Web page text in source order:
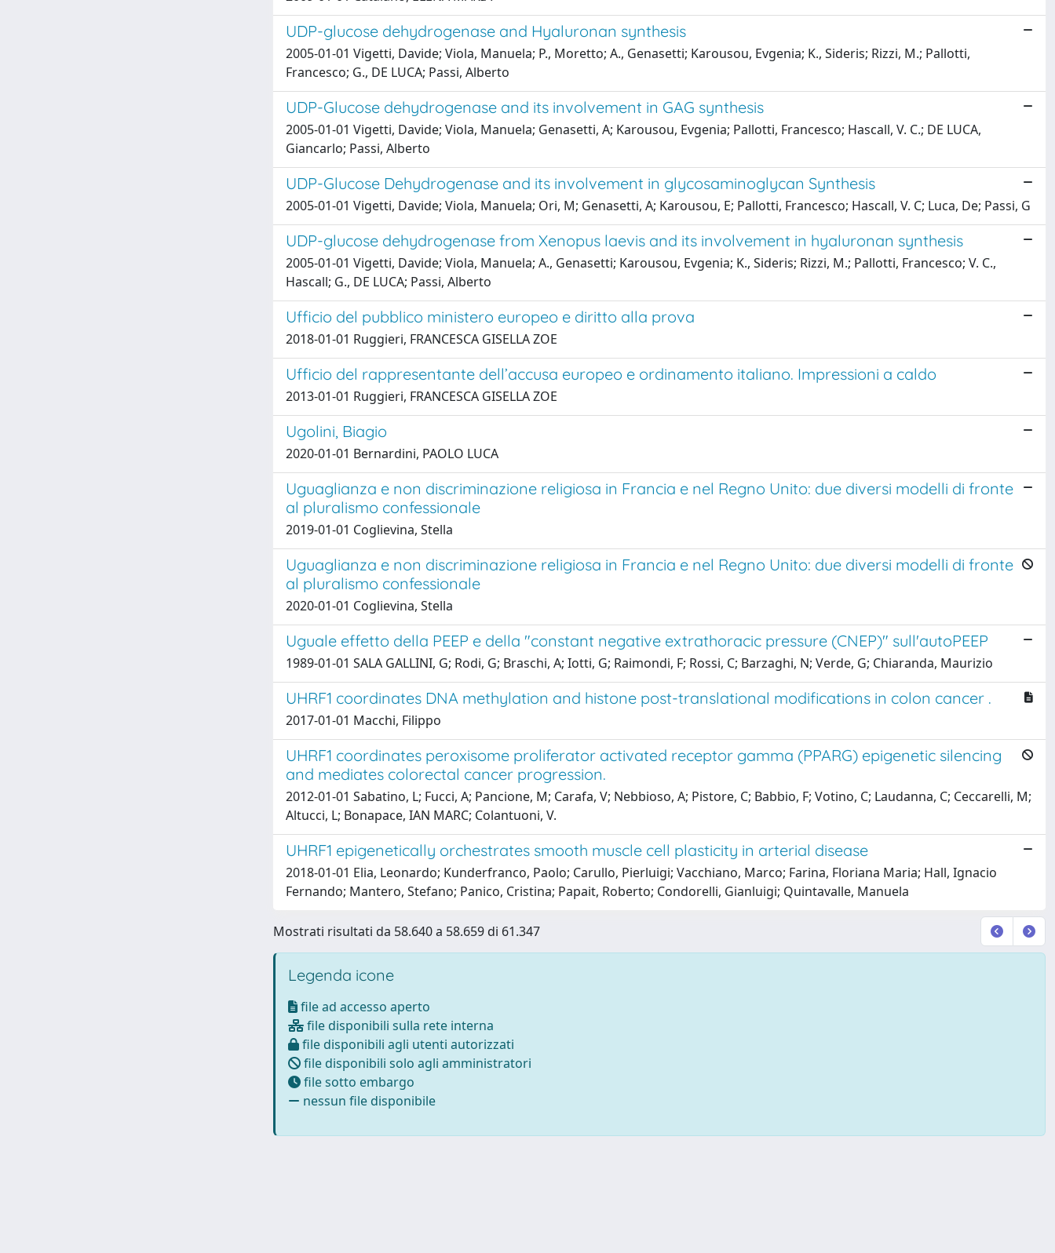
UDP-glucose dehydrogenase and Hyaluronan synthesis
2005-01-01 Vigetti, Davide; Viola, Manuela; P., Moretto; A., Genasetti; Karousou, Evgenia; K., Sideris; Rizzi, M.; Pallotti,
Francesco; G., DE LUCA; Passi, Alberto
UDP-Glucose dehydrogenase and its involvement in GAG synthesis
2005-01-01 Vigetti, Davide; Viola, Manuela; Genasetti, A; Karousou, Evgenia; Pallotti, Francesco; Hascall, V. C.; DE LUCA,
Giancarlo; Passi, Alberto
UDP-Glucose Dehydrogenase and its involvement in glycosaminoglycan Synthesis
2005-01-01 Vigetti, Davide; Viola, Manuela; Ori, M; Genasetti, A; Karousou, E; Pallotti, Francesco; Hascall, V. C; Luca, De; Passi, G
UDP-glucose dehydrogenase from Xenopus laevis and its involvement in hyaluronan synthesis
2005-01-01 Vigetti, Davide; Viola, Manuela; A., Genasetti; Karousou, Evgenia; K., Sideris; Rizzi, M.; Pallotti, Francesco; V. C.,
Hascall; G., DE LUCA; Passi, Alberto
Ufficio del pubblico ministero europeo e diritto alla prova
2018-01-01 Ruggieri, FRANCESCA GISELLA ZOE
Ufficio del rappresentante dell’accusa europeo e ordinamento italiano. Impressioni a caldo
2013-01-01 Ruggieri, FRANCESCA GISELLA ZOE
Ugolini, Biagio
2020-01-01 Bernardini, PAOLO LUCA
Uguaglianza e non discriminazione religiosa in Francia e nel Regno Unito: due diversi modelli di fronte
al pluralismo confessionale
2019-01-01 Coglievina, Stella
Uguaglianza e non discriminazione religiosa in Francia e nel Regno Unito: due diversi modelli di fronte
al pluralismo confessionale
2020-01-01 Coglievina, Stella
Uguale effetto della PEEP e della "constant negative extrathoracic pressure (CNEP)" sull'autoPEEP
1989-01-01 SALA GALLINI, G; Rodi, G; Braschi, A; Iotti, G; Raimondi, F; Rossi, C; Barzaghi, N; Verde, G; Chiaranda, Maurizio
UHRF1 coordinates DNA methylation and histone post-translational modifications in colon cancer .
2017-01-01 Macchi, Filippo
UHRF1 coordinates peroxisome proliferator activated receptor gamma (PPARG) epigenetic silencing
and mediates colorectal cancer progression.
2012-01-01 Sabatino, L; Fucci, A; Pancione, M; Carafa, V; Nebbioso, A; Pistore, C; Babbio, F; Votino, C; Laudanna, C; Ceccarelli, M;
Altucci, L; Bonapace, IAN MARC; Colantuoni, V.
UHRF1 epigenetically orchestrates smooth muscle cell plasticity in arterial disease
2018-01-01 Elia, Leonardo; Kunderfranco, Paolo; Carullo, Pierluigi; Vacchiano, Marco; Farina, Floriana Maria; Hall, Ignacio
Fernando; Mantero, Stefano; Panico, Cristina; Papait, Roberto; Condorelli, Gianluigi; Quintavalle, Manuela
Mostrati risultati da 58.640 a 58.659 di 61.347
Legenda icone
file ad accesso aperto
file disponibili sulla rete interna
file disponibili agli utenti autorizzati
file disponibili solo agli amministratori
file sotto embargo
nessun file disponibile